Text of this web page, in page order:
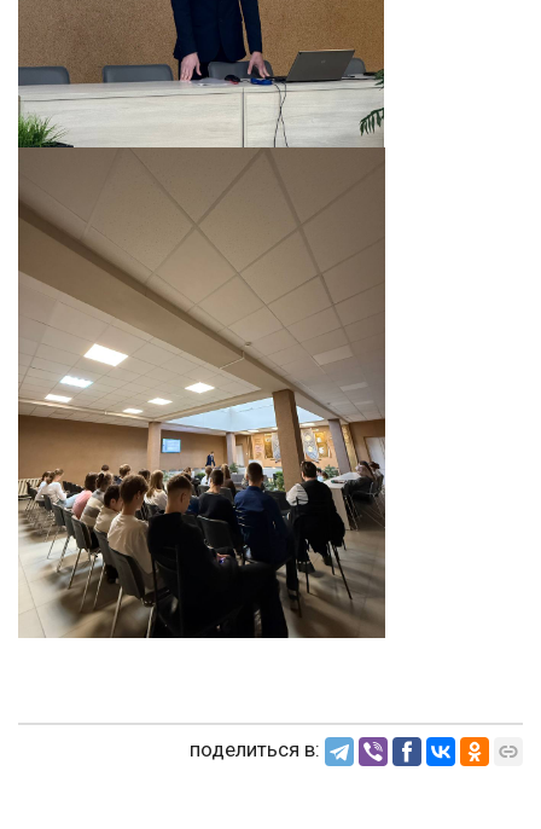
поделиться в: